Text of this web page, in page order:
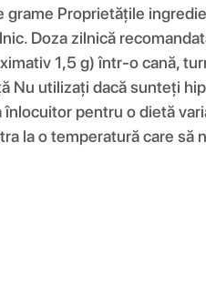
Proprietățile
Doza zilnică
1,5 g) într-o cană,
utilizați dacă sunteți
pentru o dietă
la o temperatură care să